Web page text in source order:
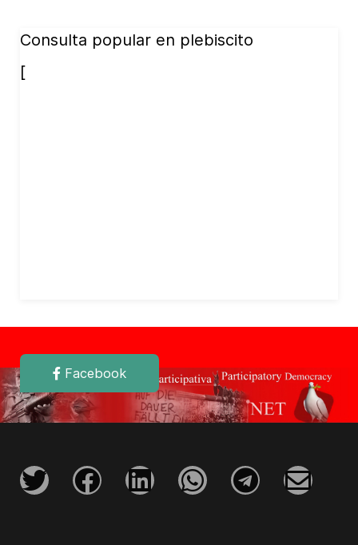
Consulta popular en plebiscito
[
Facebook